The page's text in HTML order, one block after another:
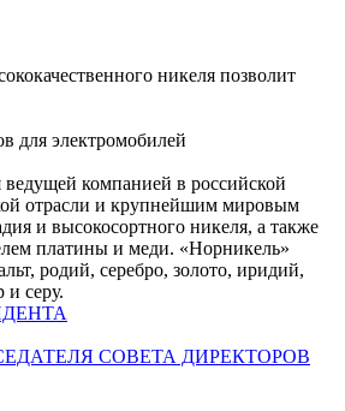
никеля позволит
для электромобилей
ведущей компанией в российской
отрасли и крупнейшим мировым
и высокосортного никеля, а также
платины и меди. «Норникель»
родий, серебро, золото, иридий,
и серу.
СОВЕТА ДИРЕКТОРОВ